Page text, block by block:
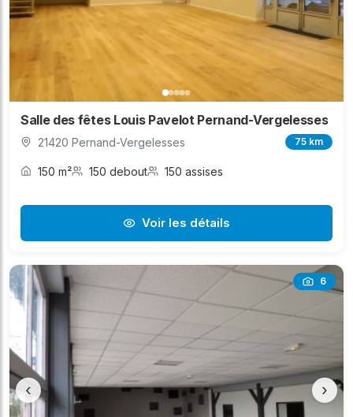
Salle des fêtes Louis Pavelot Pernand-Vergelesses
21420 Pernand-Vergelesses 75 km
150 m² 150 debout 150 assises
Voir les détails
6
‹ ›